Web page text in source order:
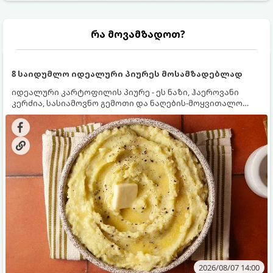
რა მოვამზადოთ?
8 საიდუმლო იდეალური პიურეს მოსამზადებლად
იდეალური კარტოფილის პიურე - ეს ნაზი, ჰაეროვანი
კერძია, სასიამოვნო გემოთი და ნაღების-მოყვითალო
ფერით. მისი მომზადება ძალიან მარტივია, მაგრამ
არსებობს რამდენიმე საიდუმლო, რომლებიც უნდა
იცოდეთ, რომ პიურე იდეალურად გემრიელი გამოვიდეს.
2026/08/07 14:00